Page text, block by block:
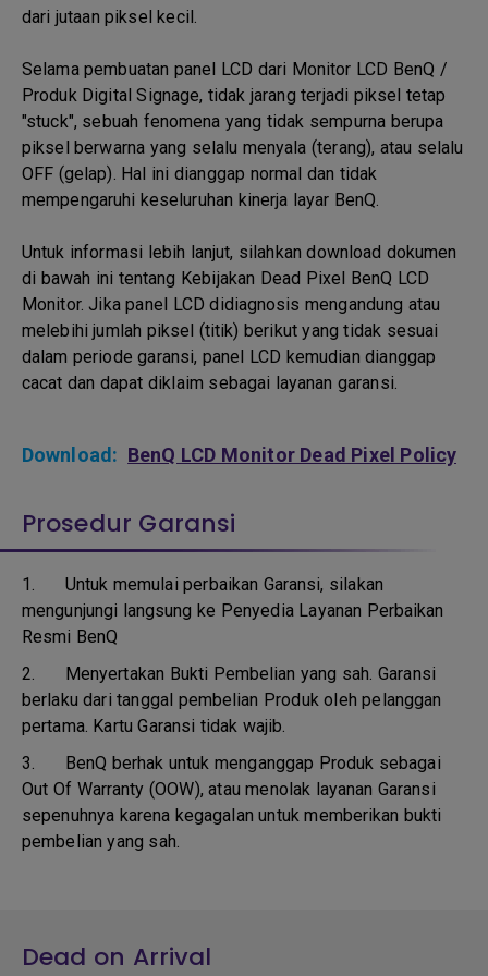
dari jutaan piksel kecil.
Selama pembuatan panel LCD dari Monitor LCD BenQ /
Produk Digital Signage, tidak jarang terjadi piksel tetap
"stuck", sebuah fenomena yang tidak sempurna berupa
piksel berwarna yang selalu menyala (terang), atau selalu
OFF (gelap). Hal ini dianggap normal dan tidak
mempengaruhi keseluruhan kinerja layar BenQ.
Untuk informasi lebih lanjut, silahkan download dokumen
di bawah ini tentang Kebijakan Dead Pixel BenQ LCD
Monitor. Jika panel LCD didiagnosis mengandung atau
melebihi jumlah piksel (titik) berikut yang tidak sesuai
dalam periode garansi, panel LCD kemudian dianggap
cacat dan dapat diklaim sebagai layanan garansi.
Download: BenQ LCD Monitor Dead Pixel Policy
Prosedur Garansi
1. Untuk memulai perbaikan Garansi, silakan
mengunjungi langsung ke Penyedia Layanan Perbaikan
Resmi BenQ
2. Menyertakan Bukti Pembelian yang sah. Garansi
berlaku dari tanggal pembelian Produk oleh pelanggan
pertama. Kartu Garansi tidak wajib.
3. BenQ berhak untuk menganggap Produk sebagai
Out Of Warranty (OOW), atau menolak layanan Garansi
sepenuhnya karena kegagalan untuk memberikan bukti
pembelian yang sah.
Dead on Arrival